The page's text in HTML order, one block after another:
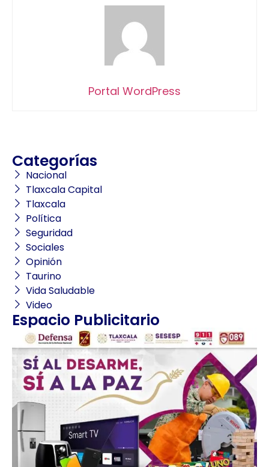
Portal WordPress
Categorías
Nacional
Tlaxcala Capital
Tlaxcala
Política
Seguridad
Sociales
Opinión
Taurino
Vida Saludable
Video
Espacio Publicitario